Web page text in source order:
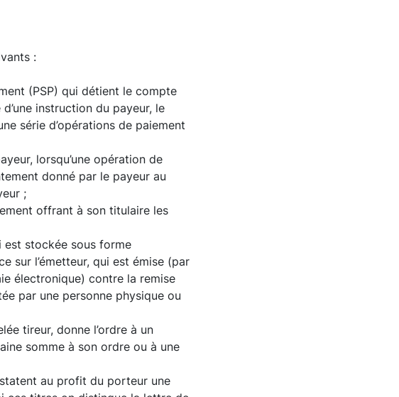
:
(PSP) qui détient le compte
instruction du payeur, le
série d’opérations de paiement
lorsqu’une opération de
donné par le payeur au
;
offrant à son titulaire les
est stockée sous forme
sur l’émetteur, qui est émise (par
électronique) contre la remise
par une personne physique ou
tireur, donne l’ordre à un
somme à son ordre ou à une
au profit du porteur une